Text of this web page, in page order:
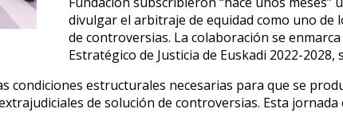
divulgar el arbitraje de equidad como uno de
de controversias. La colaboración se
Estratégico de Justicia de Euskadi 2022-
condiciones estructurales necesarias para que se
de solución de controversias. Esta jornada